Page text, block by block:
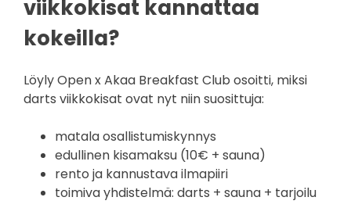
viikkokisat kannattaa
kokeilla?
Löyly Open x Akaa Breakfast Club osoitti, miksi
darts viikkokisat ovat nyt niin suosittuja:
matala osallistumiskynnys
edullinen kisamaksu (10€ + sauna)
rento ja kannustava ilmapiiri
toimiva yhdistelmä: darts + sauna + tarjoilu